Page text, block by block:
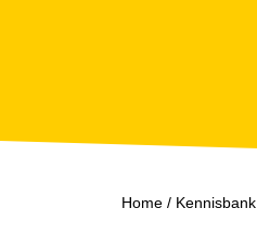
Home / Kennisbank